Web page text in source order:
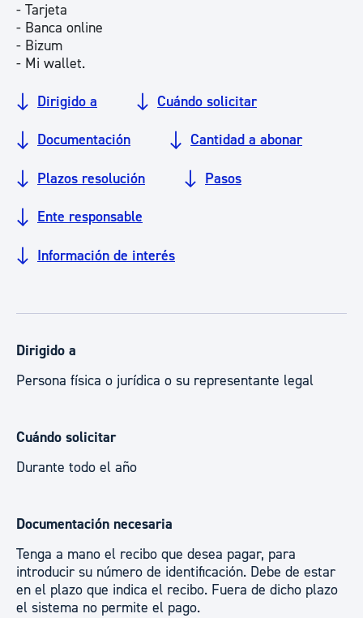
- Tarjeta
- Banca online
- Bizum
- Mi wallet.
Dirigido a Cuándo solicitar
Documentación Cantidad a abonar
Plazos resolución Pasos
Ente responsable
Información de interés
Dirigido a
Persona física o jurídica o su representante legal
Cuándo solicitar
Durante todo el año
Documentación necesaria
Tenga a mano el recibo que desea pagar, para
introducir su número de identificación. Debe de estar
en el plazo que indica el recibo. Fuera de dicho plazo
el sistema no permite el pago.